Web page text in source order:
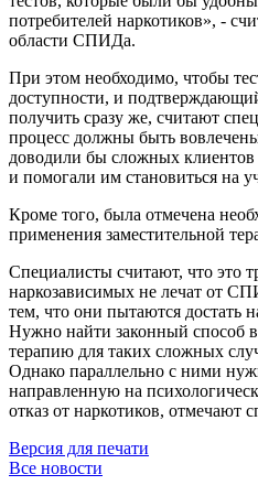
потребителей наркотиков», -
области СПИДа.
При этом необходимо, чтобы
доступности, и
получить сразу же, считают
процесс должны быть
доводили бы сложных
и помогали им становиться на
Кроме того, была отмечена
применения заместительной
Специалисты считают, что это
наркозависимых не лечат от
тем, что они пытаются достать
Нужно найти законный способ
терапию для таких сложных
Однако параллельно с ними
направленную на
отказ от наркотиков, отмечают
Версия для печати
Все новости